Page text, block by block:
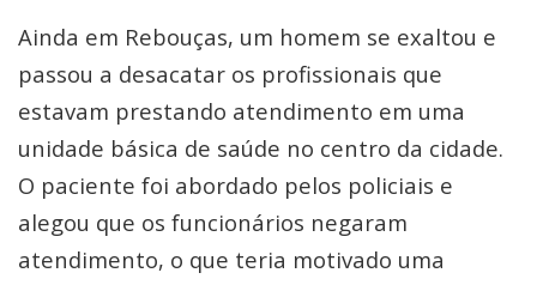
Ainda em Rebouças, um homem se exaltou e
passou a desacatar os profissionais que
estavam prestando atendimento em uma
unidade básica de saúde no centro da cidade.
O paciente foi abordado pelos policiais e
alegou que os funcionários negaram
atendimento, o que teria motivado uma